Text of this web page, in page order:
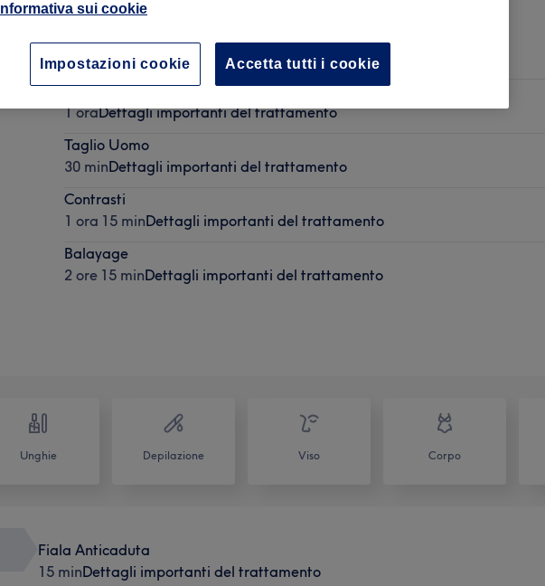
30 minDettagli importanti del trattamento
Colore
1 oraDettagli importanti del trattamento
Taglio Uomo
30 minDettagli importanti del trattamento
Contrasti
1 ora 15 minDettagli importanti del trattamento
Balayage
2 ore 15 minDettagli importanti del trattamento
Unghie Depilazione Viso Corpo
Fiala Anticaduta
15 minDettagli importanti del trattamento
Informativa sui cookie
Accetta tutti i cookie
Impostazioni cookie